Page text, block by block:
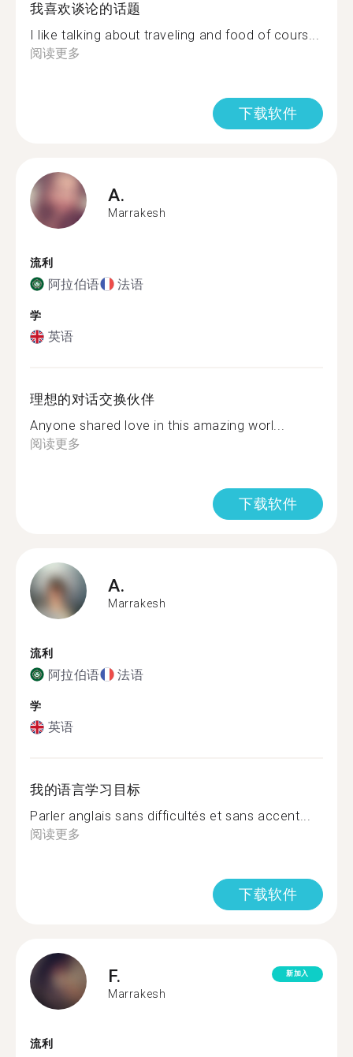
我喜欢谈论的话题
I like talking about traveling and food of cours...
阅读更多
下载软件
A.
Marrakesh
流利
阿拉伯语 法语
学
英语
理想的对话交换伙伴
Anyone shared love in this amazing worl...
阅读更多
下载软件
A.
Marrakesh
流利
阿拉伯语 法语
学
英语
我的语言学习目标
Parler anglais sans difficultés et sans accent...
阅读更多
下载软件
F.
Marrakesh
新加入
流利